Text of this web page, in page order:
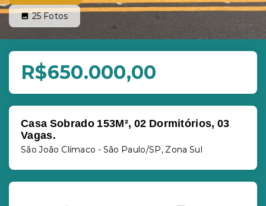
25 Fotos
R$650.000,00
Casa Sobrado 153M², 02 Dormitórios, 03
Vagas.
São João Clímaco - São Paulo/SP, Zona Sul